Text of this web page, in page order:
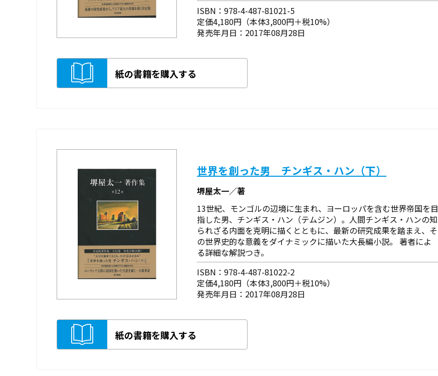
ISBN：978-4-487-81021-5
定価4,180円（本体3,800円＋税10%）
発売年月日：2017年08月28日
紙の書籍を購入する
世界を創った男 チンギス・ハン（下）
堺屋太一／著
13世紀、モンゴルの辺境に生まれ、ヨーロッパを含む世界帝国を目
指した男、チンギス・ハン（テムジン）。人間チンギス・ハンの知
られざる内面を克明に描くとともに、最新の研究成果を踏まえ、そ
の世界史的な意義をダイナミックに描いた大長編小説。 著者によ
る詳細な解説つき。
ISBN：978-4-487-81022-2
定価4,180円（本体3,800円＋税10%）
発売年月日：2017年08月28日
紙の書籍を購入する